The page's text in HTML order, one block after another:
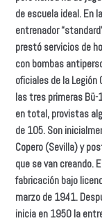
de escuela ideal. En
entrenador
prestó servicios de
con bombas
oficiales de la Legión
las tres primeras Bü-
en total, provistas
de 105. Son
Copero (Sevilla) y
que se van creando.
fabricación bajo
marzo de 1941.
inicia en 1950 la